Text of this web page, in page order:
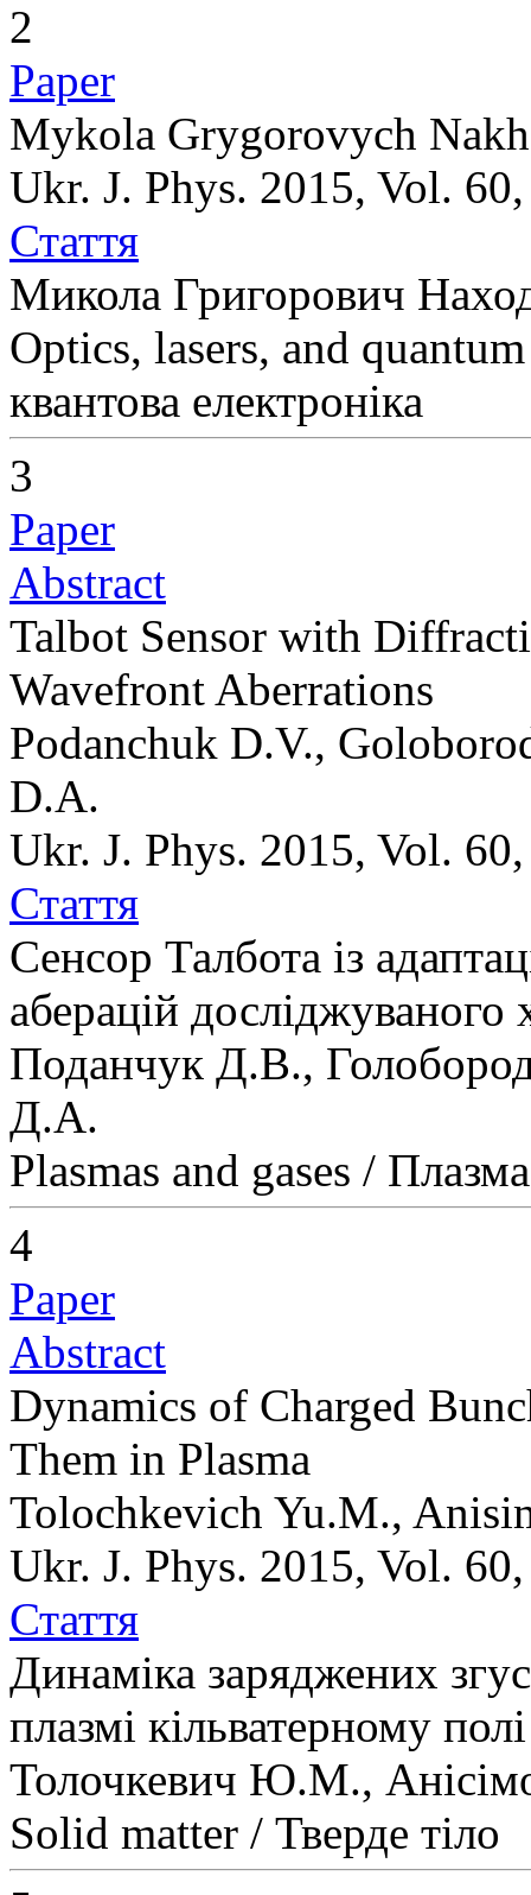
2
Paper
Mykola Grygorovych
Ukr. J. Phys. 2015, Vol.
Стаття
Микола Григорович
Optics, lasers, and
квантова електроніка
3
Paper
Abstract
Talbot Sensor with
Wavefront Aberrations
Podanchuk D.V.,
D.A.
Ukr. J. Phys. 2015, Vol.
Стаття
Сенсор Талбота із
аберацій
Поданчук Д.В.,
Д.А.
Plasmas and gases / Плазма
4
Paper
Abstract
Dynamics of Charged
Them in Plasma
Tolochkevich Yu.M.,
Ukr. J. Phys. 2015, Vol.
Стаття
Динаміка заряджених
плазмі кільватерному полі
Толочкевич Ю.М.,
Solid matter / Тверде тіло